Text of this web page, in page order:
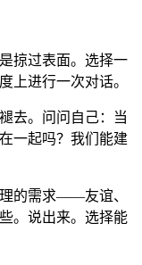
掠过表面。选择一
上进行一次对话。
去。问问自己：当
一起吗？我们能建
的需求——友谊、
。说出来。选择能